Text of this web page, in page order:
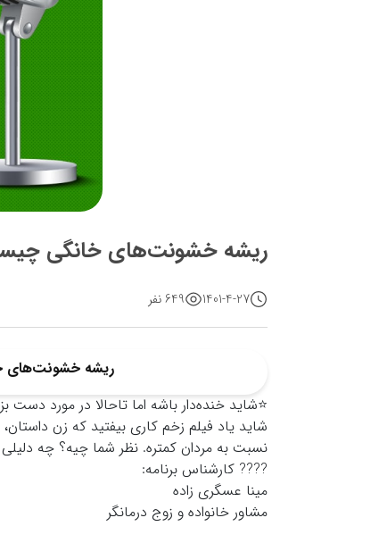
ریشه خشونت‌های خانگی
1401-4-27 649 نفر
ریشه
⭐️شاید خنده‌دار باشه اما تاحالا در مورد
شاید یاد فیلم زخم کاری بیفتید که زن
نسبت به مردان کمتره. نظر شما چیه؟ چه
???? کارشناس برنامه:
مینا عسگری زاده
مشاور خانواده و زوج درمانگر